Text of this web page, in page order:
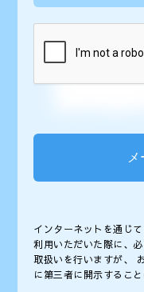
インターネットを通じ
利用いただいた際に、
取扱いを行いますが、
に第三者に開示すること